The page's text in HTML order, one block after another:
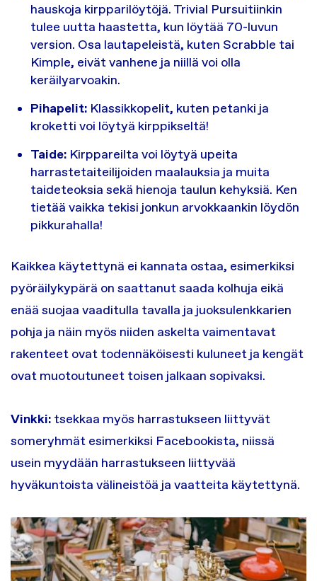
hauskoja kirpparilöytöjä. Trivial Pursuitiinkin
tulee uutta haastetta, kun löytää 70-luvun
version. Osa lautapeleistä, kuten Scrabble tai
Kimple, eivät vanhene ja niillä voi olla
keräilyarvoakin.
Pihapelit:Klassikkopelit, kuten petanki ja
kroketti voi löytyä kirppikseltä!
Taide:Kirppareilta voi löytyä upeita
harrastetaiteilijoiden maalauksia ja muita
taideteoksia sekä hienoja taulun kehyksiä. Ken
tietää vaikka tekisi jonkun arvokkaankin löydön
pikkurahalla!
Kaikkea käytettynä ei kannata ostaa, esimerkiksi
pyöräilykypärä on saattanut saada kolhuja eikä
enää suojaa vaaditulla tavalla ja juoksulenkkarien
pohja ja näin myös niiden askelta vaimentavat
rakenteet ovat todennäköisesti kuluneet ja kengät
ovat muotoutuneet toisen jalkaan sopivaksi.
Vinkki: tsekkaa myös harrastukseen liittyvät
someryhmät esimerkiksi Facebookista, niissä
usein myydään harrastukseen liittyvää
hyväkuntoista välineistöä ja vaatteita käytettynä.